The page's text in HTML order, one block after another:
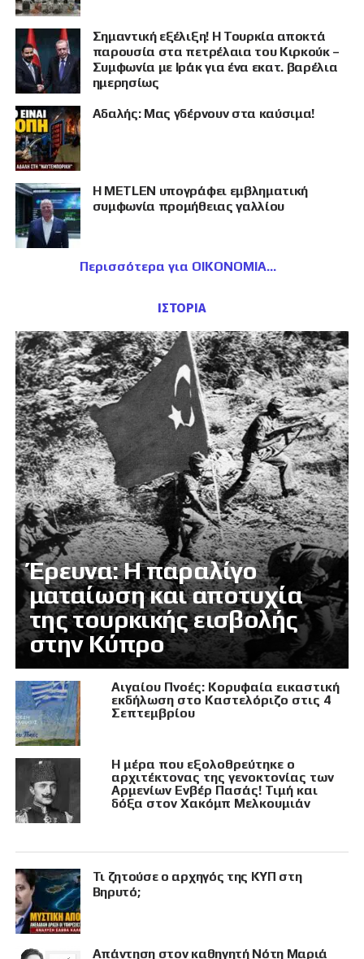
Σημαντική εξέλιξη! Η Τουρκία αποκτά
παρουσία στα πετρέλαια του Κιρκούκ –
Συμφωνία με Ιράκ για ένα εκατ. βαρέλια
ημερησίως
Αδαλής: Μας γδέρνουν στα καύσιμα!
Η METLEN υπογράφει εμβληματική
συμφωνία προμήθειας γαλλίου
Περισσότερα για ΟΙΚΟΝΟΜΙΑ
ΙΣΤΟΡΙΑ
Έρευνα: Η παραλίγο
ματαίωση και αποτυχία
της τουρκικής εισβολής
στην Κύπρο
Αιγαίου Πνοές: Κορυφαία εικαστική
εκδήλωση στο Καστελόριζο στις 4
Σεπτεμβρίου
Η μέρα που εξολοθρεύτηκε ο
αρχιτέκτονας της γενοκτονίας των
Αρμενίων Ενβέρ Πασάς! Τιμή και
δόξα στον Χακόμπ Μελκουμιάν
Τι ζητούσε ο αρχηγός της ΚΥΠ στη
Βηρυτό;
Απάντηση στον καθηγητή Νότη Μαριά